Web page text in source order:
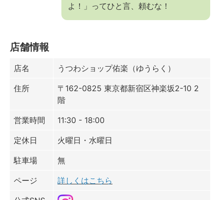
よ！」ってひと言、頼むな！
店舗情報
店名 うつわショップ佑楽（ゆうらく）
住所
〒162-0825 東京都新宿区神楽坂2-10 2
階
営業時間 11:30 - 18:00
定休日 火曜日・水曜日
駐車場 無
ページ 詳しくはこちら